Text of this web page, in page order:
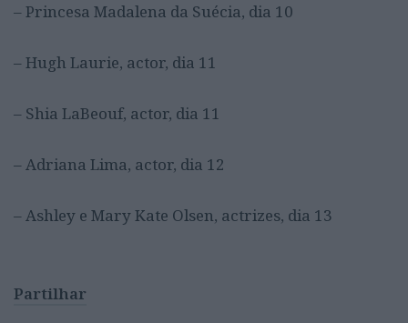
– Princesa Madalena da Suécia, dia 10
– Hugh Laurie, actor, dia 11
– Shia LaBeouf, actor, dia 11
– Adriana Lima, actor, dia 12
– Ashley e Mary Kate Olsen, actrizes, dia 13
Partilhar